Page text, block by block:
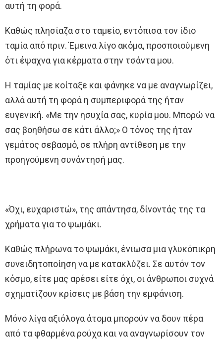
αυτή τη φορά.
Καθώς πλησίαζα στο ταμείο, εντόπισα τον ίδιο
ταμία από πριν. Έμεινα λίγο ακόμα, προσποιούμενη
ότι έψαχνα για κέρματα στην τσάντα μου.
Η ταμίας με κοίταξε και φάνηκε να με αναγνωρίζει,
αλλά αυτή τη φορά η συμπεριφορά της ήταν
ευγενική. «Με την ησυχία σας, κυρία μου. Μπορώ να
σας βοηθήσω σε κάτι άλλο;» Ο τόνος της ήταν
γεμάτος σεβασμό, σε πλήρη αντίθεση με την
προηγούμενη συνάντησή μας.
«Όχι, ευχαριστώ», της απάντησα, δίνοντάς της τα
χρήματα για το ψωμάκι.
Καθώς πλήρωνα το ψωμάκι, ένιωσα μια γλυκόπικρη
συνειδητοποίηση να με κατακλύζει. Σε αυτόν τον
κόσμο, είτε μας αρέσει είτε όχι, οι άνθρωποι συχνά
σχηματίζουν κρίσεις με βάση την εμφάνιση.
Μόνο λίγα αξιόλογα άτομα μπορούν να δουν πέρα
από τα φθαρμένα ρούχα και να αναγνωρίσουν τον